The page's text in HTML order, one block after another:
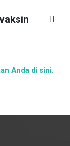
Anda di sini.